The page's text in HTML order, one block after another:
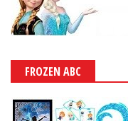
FROZEN ABC